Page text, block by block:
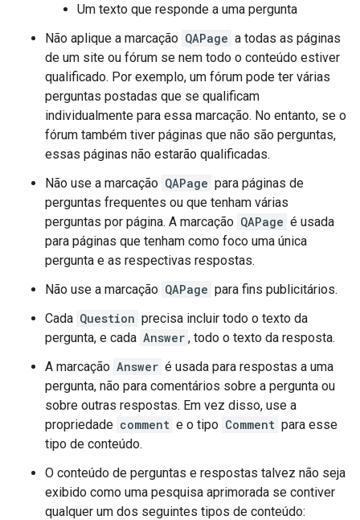
Um texto que responde a uma pergunta
Não aplique a marcação QAPage a todas as páginas
de um site ou fórum se nem todo o conteúdo estiver
qualificado. Por exemplo, um fórum pode ter várias
perguntas postadas que se qualificam
individualmente para essa marcação. No entanto, se o
fórum também tiver páginas que não são perguntas,
essas páginas não estarão qualificadas.
Não use a marcação QAPage para páginas de
perguntas frequentes ou que tenham várias
perguntas por página. A marcação QAPage é usada
para páginas que tenham como foco uma única
pergunta e as respectivas respostas.
Não use a marcação QAPage para fins publicitários.
Cada Question precisa incluir todo o texto da
pergunta, e cada Answer , todo o texto da resposta.
A marcação Answer é usada para respostas a uma
pergunta, não para comentários sobre a pergunta ou
sobre outras respostas. Em vez disso, use a
propriedade comment e o tipo Comment para esse
tipo de conteúdo.
O conteúdo de perguntas e respostas talvez não seja
exibido como uma pesquisa aprimorada se contiver
qualquer um dos seguintes tipos de conteúdo: